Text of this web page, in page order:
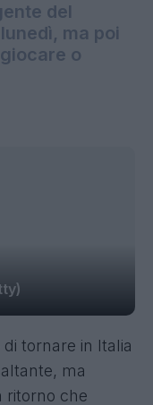
del
ma poi
o
tornare in Italia
ma
ritorno che